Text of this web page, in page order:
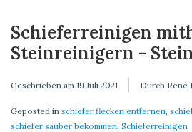
Schieferreinigen
Steinreinigern -
Geschrieben am 19 Juli 2021 Durch René
Geposted in schiefer flecken entfernen,
schiefer sauber bekommen, Schieferreinigen